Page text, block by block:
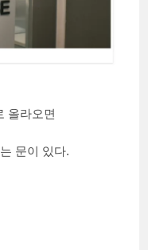
올라오면
문이 있다.